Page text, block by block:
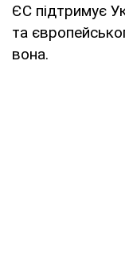
ЄС підтримує
та
вона.